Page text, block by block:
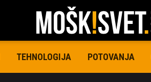
TEHNOLOGIJA POTOVANJA